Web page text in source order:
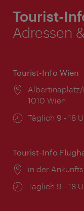
Tourist-
Adressen
Tourist-Info Wien
Ort:
1010 Wien
Täglich 9 - 18
Tourist-Info
Ort:
in der
Täglich 9 - 18